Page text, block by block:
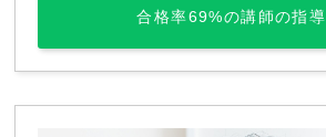
合格率69%の講師の指導